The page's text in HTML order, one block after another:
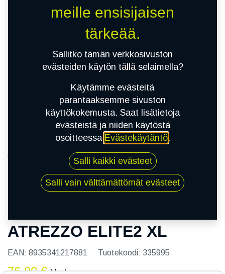
175/65R14 86T SAILUN ATREZZO ELITE2 XL
ATREZZO ELITE2 XL
EAN: 8935341217881 Tuotekoodi: 335995
76,00€
meille ensisijaisen
tärkeää.
Sallitko tämän verkkosivuston
evästeiden käytön tällä selaimella?
Käytämme evästeitä
parantaaksemme sivuston
käyttökokemusta. Saat lisätietoja
evästeistä ja niiden käytöstä
osoitteessa Evästekäytäntö.
Salli kaikki evästeet
Salli vain välttämättömät evästeet